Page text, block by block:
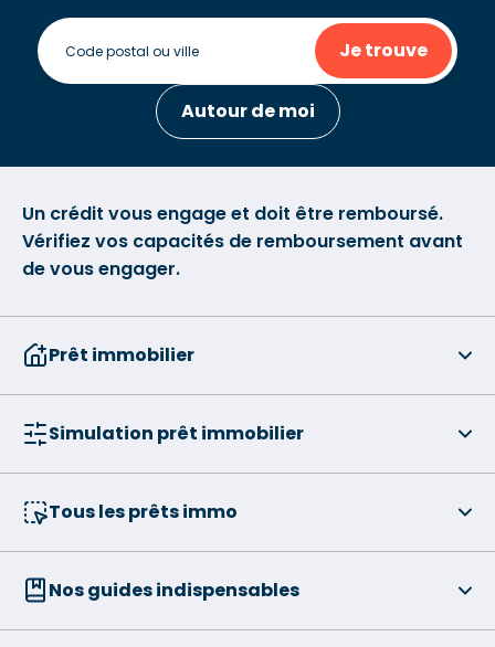
Je trouve
Autour de moi
Un crédit vous engage et doit être remboursé.
Vérifiez vos capacités de remboursement avant
de vous engager.
Prêt immobilier
Simulation prêt immobilier
Tous les prêts immo
Nos guides indispensables